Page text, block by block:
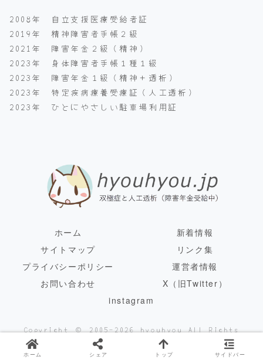
2008年 自立支援医療受給者証
2019年 精神障害者手帳２級
2021年 障害年金２級（精神）
2023年 身体障害者手帳１種１級
2023年 障害年金１級（精神＋透析）
2023年 特定疾病療養受療証（人工透析）
2023年 ひとにやさしい駐車場利用証
ホーム
新着情報
サイトマップ
リンク集
プライバシーポリシー
運営者情報
お問い合わせ
X（旧Twitter）
instagram
Copyright © 2005-2026 hyouhyou All Rights
ホーム シェア トップ サイドバー